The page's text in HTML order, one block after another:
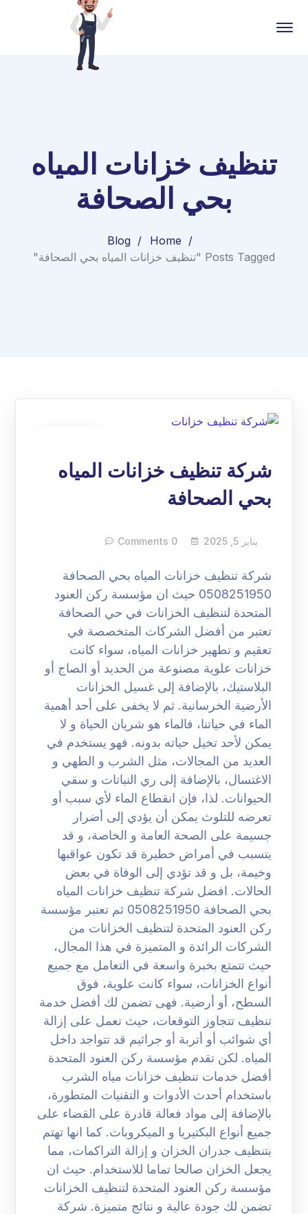
تنظيف خزانات المياه
بحي الصحافة
Home
Blog
Posts Tagged "تنظيف خزانات المياه بحي الصحافة"
يناير
شركة تنظيف خزانات المياه
بحي الصحافة
يناير 5, 2025 0 Comments
شركة تنظيف خزانات المياه بحي الصحافة
0508251950 حيث ان مؤسسة ركن العنود
المتحدة لتنظيف الخزانات في حي الصحافة
تعتبر من أفضل الشركات المتخصصة في
تعقيم و تطهير خزانات المياه، سواء كانت
خزانات علوية مصنوعة من الحديد أو الصاج أو
البلاستيك، بالإضافة إلى غسيل الخزانات
الأرضية الخرسانية. ثم لا يخفى على أحد أهمية
الماء في حياتنا، فالماء هو شريان الحياة و لا
يمكن لأحد تخيل حياته بدونه. فهو يستخدم في
العديد من المجالات، مثل الشرب و الطهي و
الاغتسال، بالإضافة إلى ري النباتات و سقي
الحيوانات. لذا، فإن انقطاع الماء لأي سبب أو
تعرضه للتلوث يمكن أن يؤدي إلى أضرار
جسيمة على الصحة العامة و الخاصة، و قد
يتسبب في أمراض خطيرة قد تكون عواقبها
وخيمة، بل و قد تؤدي إلى الوفاة في بعض
الحالات. افضل شركة تنظيف خزانات المياه
بحي الصحافة 0508251950 ثم تعتبر مؤسسة
ركن العنود المتحدة لتنظيف الخزانات من
الشركات الرائدة و المتميزة في هذا المجال،
حيث تتمتع بخبرة واسعة في التعامل مع جميع
أنواع الخزانات، سواء كانت علوية، فوق
السطح، أو أرضية. فهى تضمن لك أفضل خدمة
تنظيف تتجاوز التوقعات، حيث تعمل على إزالة
أي شوائب أو أتربة أو جراثيم قد تتواجد داخل
المياه. لكن تقدم مؤسسة ركن العنود المتحدة
أفضل خدمات تنظيف خزانات مياه الشرب
باستخدام أحدث الأدوات و التقنيات المتطورة،
بالإضافة إلى مواد فعالة قادرة على القضاء على
جميع أنواع البكتيريا و الميكروبات. كما انها تهتم
بتنظيف جدران الخزان و إزالة التراكمات، مما
يجعل الخزان صالحا تماما للاستخدام. حيث ان
مؤسسة ركن العنود المتحدة لتنظيف الخزانات
تضمن لك جودة عالية و نتائج متميزة. شركة